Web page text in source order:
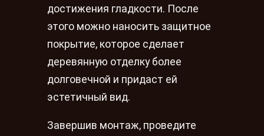
достижения гладкости. После
этого можно наносить защитное
покрытие, которое сделает
деревянную отделку более
долговечной и придаст ей
эстетичный вид.
Завершив монтаж, проведите